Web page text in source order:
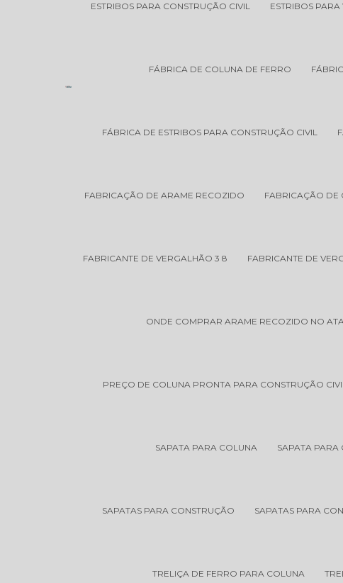
ESTRIBOS PARA CONSTRUÇÃO CIVIL ESTRIBOS PARA
FÁBRICA DE COLUNA DE FERRO
FÁBRICA DE ESTRIBOS PARA CONSTRUÇÃO CIVIL
FABRICAÇÃO DE ARAME RECOZIDO FABRICAÇÃO DE
FABRICANTE DE VERGALHÃO 3 8 FABRICANTE DE
ONDE COMPRAR ARAME RECOZIDO NO
PREÇO DE COLUNA PRONTA PARA CONSTRUÇÃO
SAPATA PARA COLUNA SAPATA PARA
SAPATAS PARA CONSTRUÇÃO SAPATAS PARA
TRELIÇA DE FERRO PARA COLUNA